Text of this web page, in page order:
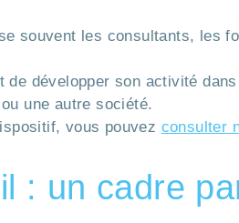
souvent les consultants,
de développer son activité
une autre société.
vous pouvez consulter
: un cadre